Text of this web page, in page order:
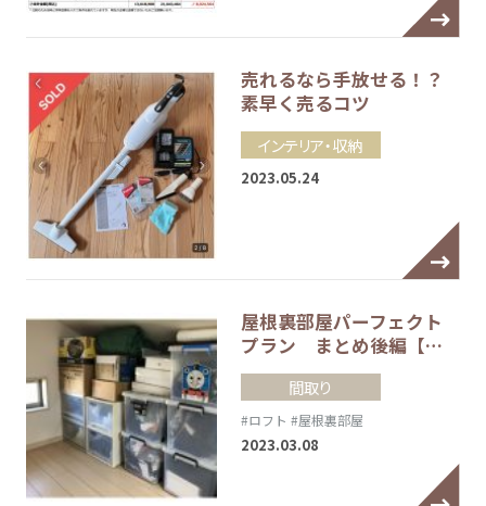
売れるなら手放せる！？
素早く売るコツ
インテリア・収納
2023.05.24
屋根裏部屋パーフェクト
プラン まとめ後編【…
間取り
#ロフト #屋根裏部屋
2023.03.08